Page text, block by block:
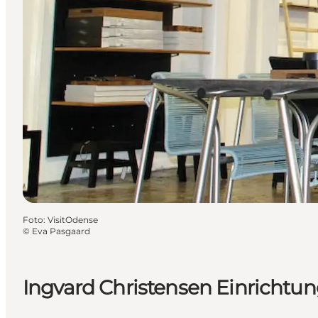
Ingvard Christensen
Foto: VisitOdense
© Eva Pasgaard